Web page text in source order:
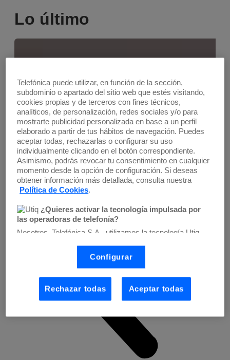
Lo último
Telefónica puede utilizar, en función de la sección,
subdominio o apartado del sitio web que estés visitando,
cookies propias y de terceros con fines técnicos,
analíticos, de personalización, redes sociales y/o para
mostrarte publicidad personalizada en base a un perfil
elaborado a partir de tus hábitos de navegación. Puedes
aceptar todas, rechazarlas o configurar su uso
individualmente clicando en el botón correspondiente.
Asimismo, podrás revocar tu consentimiento en cualquier
momento desde la opción de configuración. Si deseas
obtener información más detallada, consulta nuestra
Política de Cookies.
¿Quieres activar la tecnología impulsada por
las operadoras de telefonía?
Nosotros, Telefónica S.A., utilizamos la tecnología Utiq
consentimiento) basadas en tu navegación en nuestra(s)
aquí(solo cuando utilizas una
internet habilitada, proporcionada por una de las
operadoras de telefonía participantes, y otorgas tu
consentimiento en cada página web).
prioridad ofreciéndote elección y control.
La tecnología utiliza un identificador cifrado creado por tu
, utilizando tu dirección IP y otra
información de la cuenta de cliente de telecomunicaciones
Configurar
Rechazar todas Aceptar todas